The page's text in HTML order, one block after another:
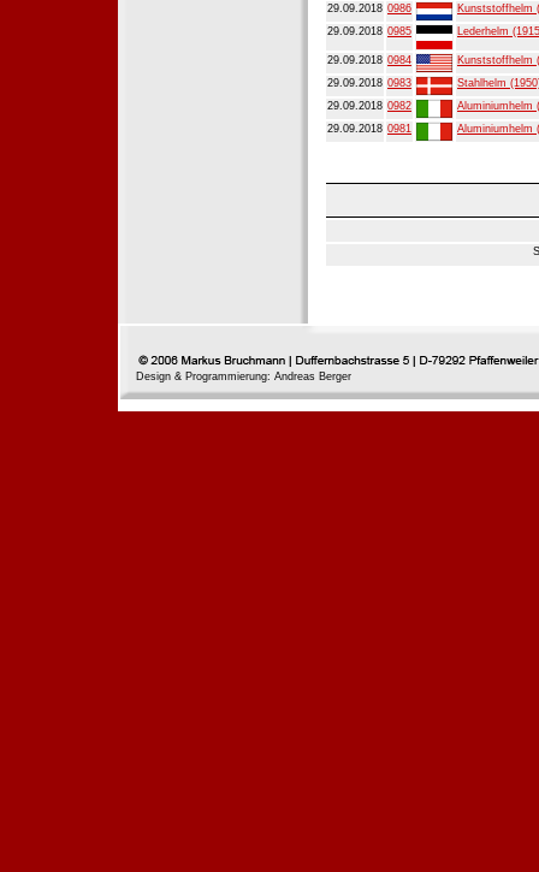
29.09.2018 0986
Kunststoffhelm
29.09.2018 0985 Lederhelm
29.09.2018 0984
Kunststoffhelm
29.09.2018 0983
Stahlhelm
29.09.2018 0982
Aluminiumhelm
29.09.2018 0981 Aluminiumhelm
Design & Programmierung: Andreas Berger